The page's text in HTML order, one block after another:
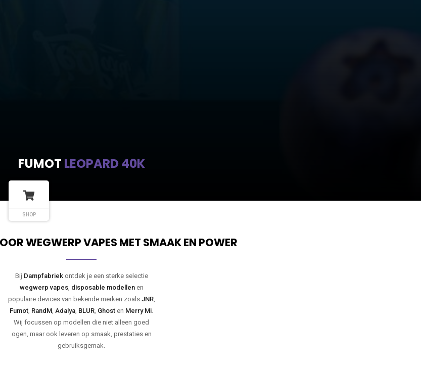
FUMOT LEOPARD 40K
SHOP
WEGWERP VAPES MET SMAAK EN POWER
Bij Dampfabriekontdek je een sterke selectie
wegwerp vapes, disposable modellenen
populaire devices van bekende merken zoals JNR,
Fumot, RandM, Adalya, BLUR, Ghost en Merry Mi.
Wij focussen op modellen die niet alleen goed
ogen, maar ook leveren op smaak, prestaties en
gebruiksgemak.